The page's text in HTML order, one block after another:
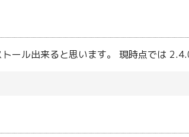
ール出来ると思います。 現時点では